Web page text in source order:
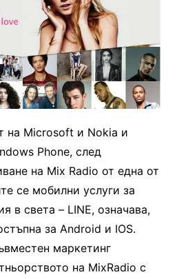
на Microsoft и Nokia и
Phone, след
на Mix Radio от една от
се мобилни услуги за
в света – LINE, означава,
за Android и IOS.
маркетинг
на MixRadio с